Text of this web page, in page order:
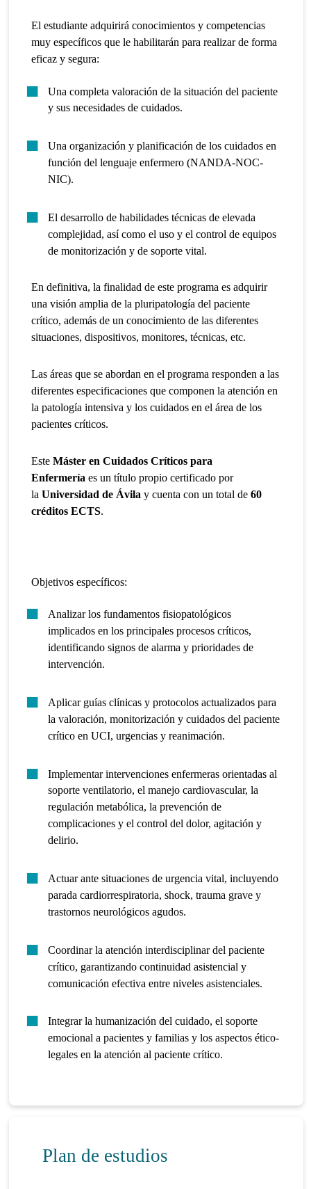
El estudiante adquirirá conocimientos y competencias
muy específicos que le habilitarán para realizar de forma
eficaz y segura:
Una completa valoración de la situación del paciente
y sus necesidades de cuidados.
Una organización y planificación de los cuidados en
función del lenguaje enfermero (NANDA-NOC-
NIC).
El desarrollo de habilidades técnicas de elevada
complejidad, así como el uso y el control de equipos
de monitorización y de soporte vital.
En definitiva, la finalidad de este programa es adquirir
una visión amplia de la pluripatología del paciente
crítico, además de un conocimiento de las diferentes
situaciones, dispositivos, monitores, técnicas, etc.
Las áreas que se abordan en el programa responden a las
diferentes especificaciones que componen la atención en
la patología intensiva y los cuidados en el área de los
pacientes críticos.
EsteMáster en Cuidados Críticos para
Enfermería es un título propio certificado por
laUniversidad de Ávila y cuenta con un total de60
créditos ECTS.
Objetivos específicos:
Analizar los fundamentos fisiopatológicos
implicados en los principales procesos críticos,
identificando signos de alarma y prioridades de
intervención.
Aplicar guías clínicas y protocolos actualizados para
la valoración, monitorización y cuidados del paciente
crítico en UCI, urgencias y reanimación.
Implementar intervenciones enfermeras orientadas al
soporte ventilatorio, el manejo cardiovascular, la
regulación metabólica, la prevención de
complicaciones y el control del dolor, agitación y
delirio.
Actuar ante situaciones de urgencia vital, incluyendo
parada cardiorrespiratoria, shock, trauma grave y
trastornos neurológicos agudos.
Coordinar la atención interdisciplinar del paciente
crítico, garantizando continuidad asistencial y
comunicación efectiva entre niveles asistenciales.
Integrar la humanización del cuidado, el soporte
emocional a pacientes y familias y los aspectos ético-
legales en la atención al paciente crítico.
Plan de estudios